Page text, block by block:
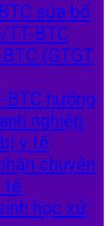
sửa bổ
BTC
(GTGT
hướng
nghiệp
y tế
chuyên
tế
học xử